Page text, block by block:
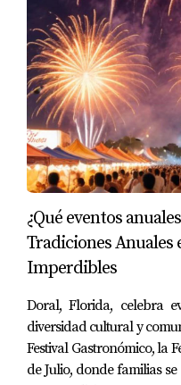
Orlando, sigue siendo
ubicación.
Caso 3: Alquileres
Por último, analicemos
adquirida por $350,000.
$2,500 y gastos anuales
Ingreso neto =
El ROI se calcularía así:
ROI = ($22,000 /
Este caso muestra
¿Qué eventos
Tradiciones Anuales
Imperdibles
Doral, Florida, celebra
diversidad cultural y
Festival Gastronómico, la
de Julio, donde familias